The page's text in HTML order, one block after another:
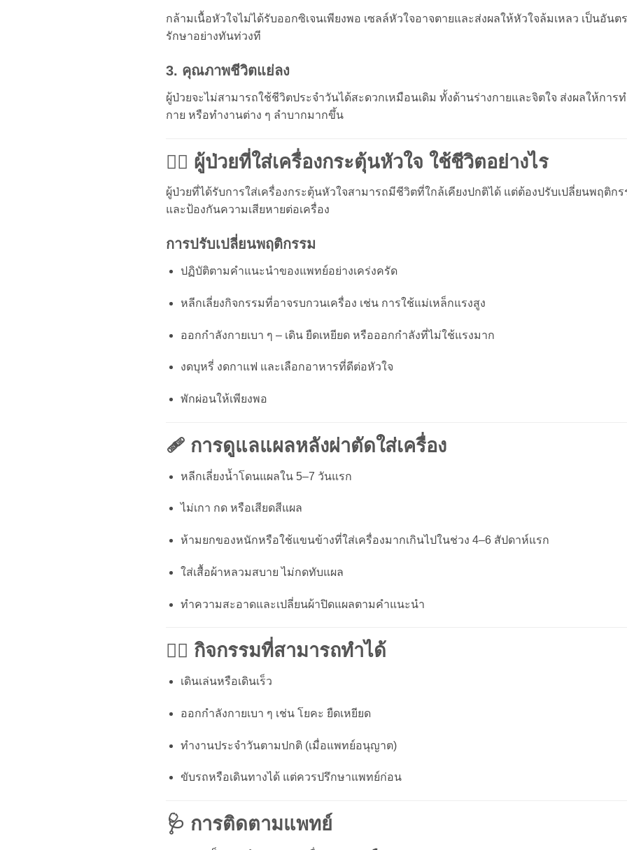
กล้ามเนื้อหัวใจไม่ได้รับออกซิเจนเพียงพอ เซลล์หัวใจอาจตายและส่งผลให้หัวใจล้มเหลว เป็นอัน
รักษาอย่างทันท่วงที
3. คุณภาพชีวิตแย่ลง
ผู้ป่วยจะไม่สามารถใช้ชีวิตประจำวันได้สะดวกเหมือนเดิม ทั้งด้านร่างกายและจิตใจ ส่งผลให้การ
กาย หรือทำงานต่าง ๆ ลำบากมากขึ้น
👩‍⚕️ ผู้ป่วยที่ใส่เครื่องกระตุ้นหัวใจ ใช้ชีวิตอย่างไร
ผู้ป่วยที่ได้รับการใส่เครื่องกระตุ้นหัวใจสามารถมีชีวิตที่ใกล้เคียงปกติได้ แต่ต้องปรับเปลี่ยนพฤติก
และป้องกันความเสียหายต่อเครื่อง
การปรับเปลี่ยนพฤติกรรม
ปฏิบัติตามคำแนะนำของแพทย์อย่างเคร่งครัด
หลีกเลี่ยงกิจกรรมที่อาจรบกวนเครื่อง เช่น การใช้แม่เหล็กแรงสูง
ออกกำลังกายเบา ๆ – เดิน ยืดเหยียด หรือออกกำลังที่ไม่ใช้แรงมาก
งดบุหรี่ งดกาแฟ และเลือกอาหารที่ดีต่อหัวใจ
พักผ่อนให้เพียงพอ
🩹 การดูแลแผลหลังผ่าตัดใส่เครื่อง
หลีกเลี่ยงน้ำโดนแผลใน 5–7 วันแรก
ไม่เกา กด หรือเสียดสีแผล
ห้ามยกของหนักหรือใช้แขนข้างที่ใส่เครื่องมากเกินไปในช่วง 4–6 สัปดาห์แรก
ใส่เสื้อผ้าหลวมสบาย ไม่กดทับแผล
ทำความสะอาดและเปลี่ยนผ้าปิดแผลตามคำแนะนำ
🏃‍♂️ กิจกรรมที่สามารถทำได้
เดินเล่นหรือเดินเร็ว
ออกกำลังกายเบา ๆ เช่น โยคะ ยืดเหยียด
ทำงานประจำวันตามปกติ (เมื่อแพทย์อนุญาต)
ขับรถหรือเดินทางได้ แต่ควรปรึกษาแพทย์ก่อน
🩺 การติดตามแพทย์